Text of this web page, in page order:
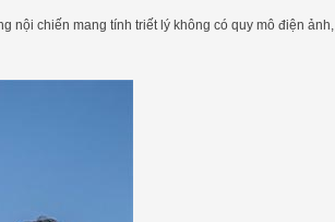
nội chiến mang tính triết lý không có quy mô điện ảnh,